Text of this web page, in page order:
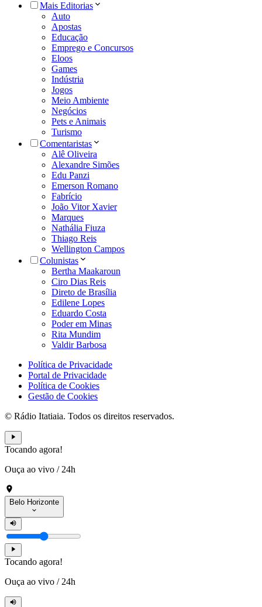
Mais Editorias
Auto
Apostas
Educação
Emprego e Concursos
Eloos
Games
Indústria
Jogos
Meio Ambiente
Negócios
Pets e Animais
Turismo
Comentaristas
Alê Oliveira
Alexandre Simões
Edu Panzi
Emerson Romano
Fabrício
João Vitor Xavier
Marques
Nathália Fiuza
Thiago Reis
Wellington Campos
Colunistas
Bertha Maakaroun
Ciro Dias Reis
Direto de Brasília
Edilene Lopes
Eduardo Costa
Poder em Minas
Rita Mundim
Valdir Barbosa
Política de Privacidade
Portal de Privacidade
Política de Cookies
Gestão de Cookies
© Rádio Itatiaia. Todos os direitos reservados.
Tocando agora!
Ouça ao vivo / 24h
Belo Horizonte
Tocando agora!
Ouça ao vivo / 24h